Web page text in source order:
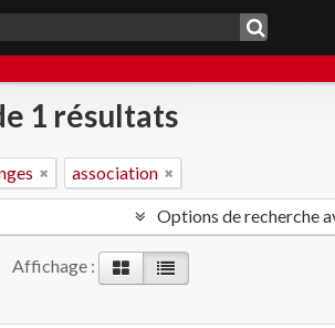
1 résultats
association
Options de recherche
Affichage :